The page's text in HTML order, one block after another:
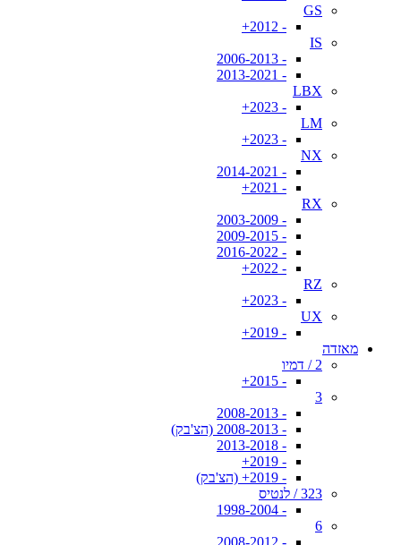
GS
- 2012+
IS
- 2006-2013
- 2013-2021
LBX
- 2023+
LM
- 2023+
NX
- 2014-2021
- 2021+
RX
- 2003-2009
- 2009-2015
- 2016-2022
- 2022+
RZ
- 2023+
UX
- 2019+
מאזדה
2 / דמיו
- 2015+
3
- 2008-2013
- 2008-2013 (הצ'בק)
- 2013-2018
- 2019+
- 2019+ (הצ'בק)
323 / לנטיס
- 1998-2004
6
- 2008-2012